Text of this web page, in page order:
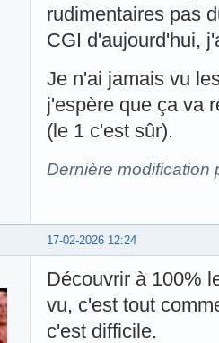
rudimentaires pas
CGI d'aujourd'hui,
Je n'ai jamais vu
j'espère que ça va
(le 1 c'est sûr).
Dernière modification
17-02-2026 12:24
Découvrir à 100%
vu, c'est tout
c'est difficile.